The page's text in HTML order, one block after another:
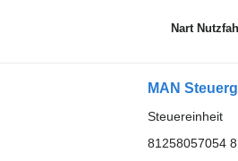
Nart
MAN
Steuereinheit
81258057054